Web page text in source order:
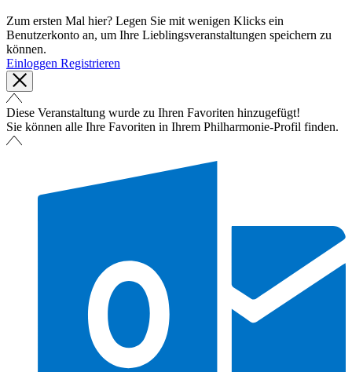
Zum ersten Mal hier? Legen Sie mit wenigen Klicks ein
Benutzerkonto an, um Ihre Lieblingsveranstaltungen speichern zu
können.
Einloggen Registrieren
Diese Veranstaltung wurde zu Ihren Favoriten hinzugefügt!
Sie können alle Ihre Favoriten in Ihrem Philharmonie-Profil finden.